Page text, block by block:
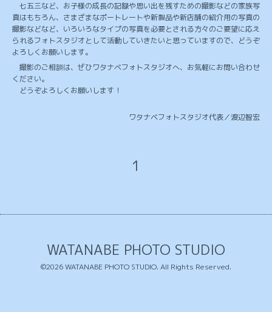
七五三など、お子様の成長の記録や思い出を残すための撮影などの家族写
真はもちろん、さまざまなポートレートや新製品や新店舗の紹介用の写真の
撮影などなど、いろいろなタイプの写真を必要とされる方々のご要望に応え
られるフォトスタジオとして活動していきたいと思っていますので、どうぞ
よろしくお願いします。
撮影のご相談は、ぜひワタナベフォトスタジオへ、お気軽にお問い合わせ
ください。
どうぞよろしくお願いします！
ワタナベフォトスタジオ代表／渡辺智宏
1
WATANABE PHOTO STUDIO
©2026WATANABE PHOTO STUDIO. All Rights Reserved.